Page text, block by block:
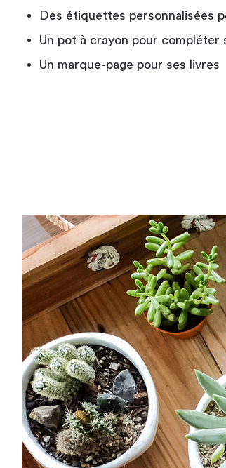
Des étiquettes personnalisées
Un pot à crayon pour compléter
Un marque-page pour ses livres